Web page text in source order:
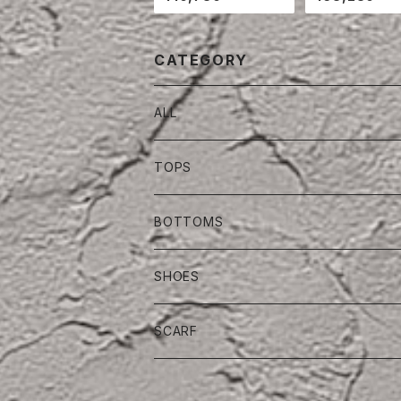
JACKET
CATEGORY
ALL
TOPS
BOTTOMS
SHOES
SCARF